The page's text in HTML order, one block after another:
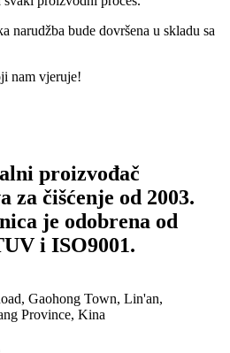
narudžba bude dovršena u skladu sa
nam vjeruje!
proizvođač
za čišćenje od 2003.
je odobrena od
i ISO9001.
Gaohong Town, Lin'an,
Province, Kina